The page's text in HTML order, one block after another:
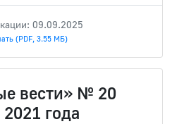
09.09.2025
(PDF, 3.55 МБ)
вести» № 20
года